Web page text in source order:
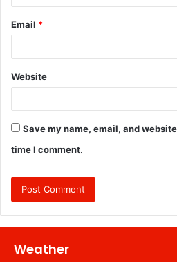
Email *
Website
Save my name, email, and
time I comment.
Weather